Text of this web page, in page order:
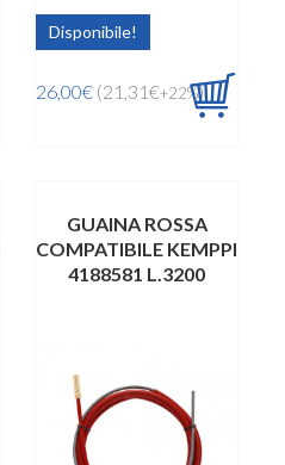
Disponibile!
26,00€ (21,31€+22%)
GUAINA ROSSA
COMPATIBILE KEMPPI
4188581 L.3200